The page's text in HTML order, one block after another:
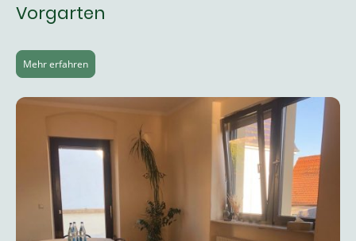
Vorgarten
Mehr erfahren